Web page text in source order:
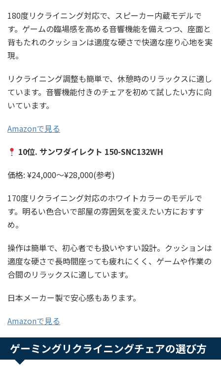
180度リクライニング対応で、スピーカー内蔵モデルで
す。ゲームの臨場感を高める音響機能を備えつつ、座面と
背もたれのクッションは適度な硬さで快適な座り心地を実
現。
リクライニング調整も簡単で、休憩時のリラックスに適し
ています。音響機能付きのチェアを初めて試したい方に向
いています。
Amazonで見る
10位. サンワダイレクト 150-SNC132WH
価格: ¥24,000〜¥28,000(参考)
170度リクライニング対応のホワイトカラーのモデルで
す。明るい色合いで部屋の雰囲気を変えたい方におすす
め。
操作は簡単で、初心者でも扱いやすい設計。クッションは
適度な硬さで長時間座っても疲れにくく、ゲームや作業の
合間のリラックスに適しています。
日本メーカー製で安心感もあります。
Amazonで見る
ゲーミングリクライニングチェアの選び方